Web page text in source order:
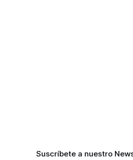
Suscríbete a nuestro